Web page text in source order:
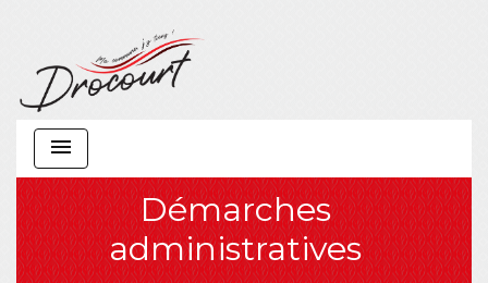
menu
Démarches
administratives